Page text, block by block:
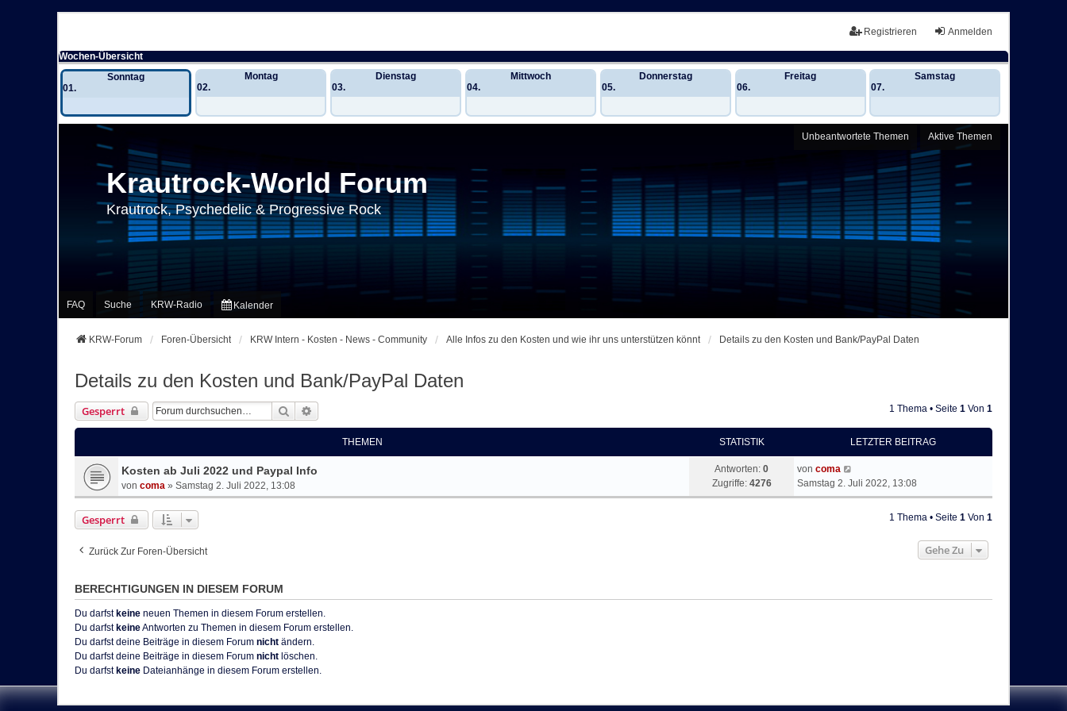
Anmelden
Registrieren
Wochen-Übersicht
Sonntag
01.
Montag
02.
Dienstag
03.
Mittwoch
04.
Donnerstag
05.
Freitag
06.
Samstag
07.
Unbeantwortete Themen Aktive Themen
Krautrock-World Forum
Krautrock, Psychedelic & Progressive Rock
FAQ Suche KRW-Radio Kalender
KRW-Forum Foren-Übersicht KRW Intern - Kosten - News - Community Alle Infos zu den Kosten und wie ihr uns unterstützen könnt Details zu den Kosten und Bank/PayPal Daten
Details zu den Kosten und Bank/PayPal Daten
Gesperrt Suche 1 Thema • Seite 1 Von 1
THEMEN STATISTIK LETZTER BEITRAG
Kosten ab Juli 2022 und Paypal Info
von coma » Samstag 2. Juli 2022, 13:08
Antworten: 0
Zugriffe: 4276
von coma
Samstag 2. Juli 2022, 13:08
Gesperrt 1 Thema • Seite 1 Von 1
Zurück Zur Foren-Übersicht Gehe Zu
BERECHTIGUNGEN IN DIESEM FORUM
Du darfst keine neuen Themen in diesem Forum erstellen.
Du darfst keineAntworten zu Themen in diesem Forum erstellen.
Du darfst deine Beiträge in diesem Forum nicht ändern.
Du darfst deine Beiträge in diesem Forum nicht löschen.
Du darfst keine Dateianhänge in diesem Forum erstellen.